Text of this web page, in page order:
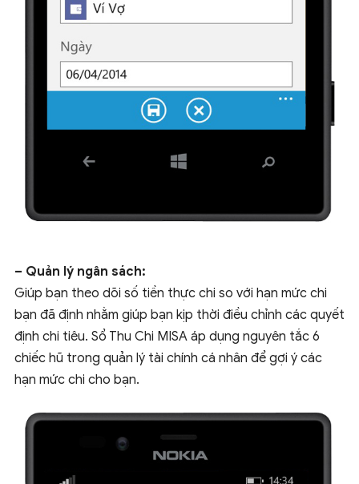
– Quản lý ngân sách:
Giúp bạn theo dõi số tiền thực chi so với hạn mức chi
bạn đã định nhằm giúp bạn kịp thời điều chỉnh các quyết
định chi tiêu. Sổ Thu Chi MISA áp dụng nguyên tắc 6
chiếc hũ trong quản lý tài chính cá nhân để gợi ý các
hạn mức chi cho bạn.